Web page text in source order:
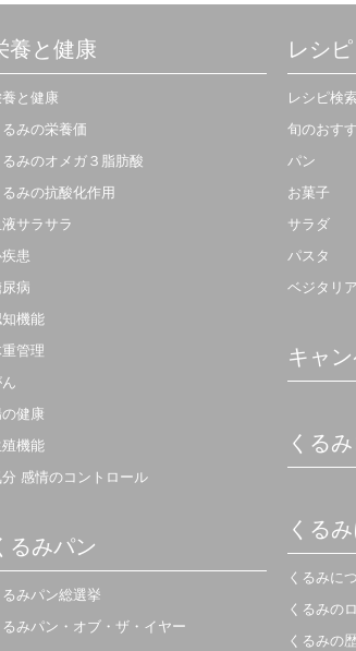
養と健康
と健康
るみの栄養価
るみのオメガ３脂肪酸
るみの抗酸化作用
液サラサラ
患
病
機能
管理
の健康
機能
感情のコントロール
るみパン
るみパン総選挙
るみパン・オブ・ザ・イヤー
レシピ
レシピ検索
旬のおす
パン
お菓子
サラダ
パスタ
ベジタリ
キャ
くる
くる
くるみに
くるみの
くるみの